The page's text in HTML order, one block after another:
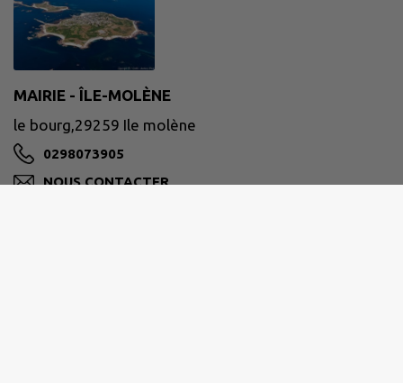
MAIRIE - ÎLE-MOLÈNE
le bourg,29259 Ile molène
0298073905
NOUS CONTACTER